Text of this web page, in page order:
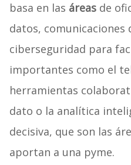
basa en las áreasde
datos, comunicaciones
ciberseguridad para
importantes como el
herramientas
dato o la analítica
decisiva, que son las
aportan a una pyme.